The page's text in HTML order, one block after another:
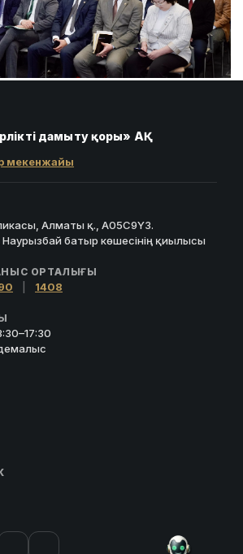
дамыту қоры» АҚ
мекенжайы
Алматы қ., A05C9Y3.
Наурызбай батыр көшесінің қиылысы
ОРТАЛЫҒЫ
1408